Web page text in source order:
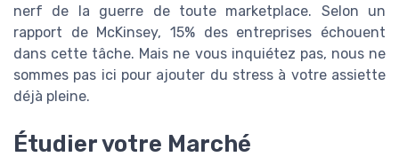
nerf de la guerre de toute marketplace. Selon un
rapport de McKinsey, 15% des entreprises échouent
dans cette tâche. Mais ne vous inquiétez pas, nous ne
sommes pas ici pour ajouter du stress à votre assiette
déjà pleine.
Étudier votre Marché